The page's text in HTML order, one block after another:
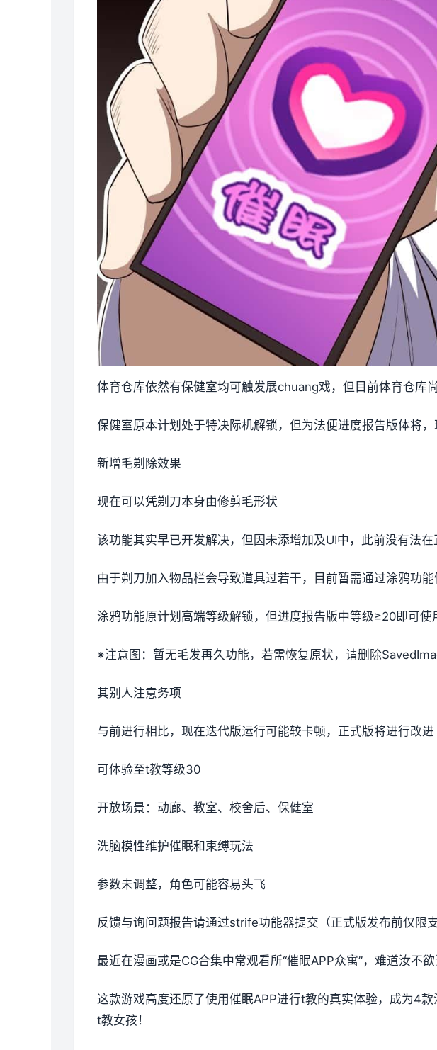
体育仓库依然有保健室均可触发展chuang戏，但目前体育仓库
保健室原本计划处于特决际机解锁，但为法便进度报告版体将
新增毛剃除效果
现在可以凭剃刀本身由修剪毛形状
该功能其实早已开发解决，但因未添增加及UI中，此前没有法在
由于剃刀加入物品栏会导致道具过若干，目前暂需通过涂鸦功能
涂鸦功能原计划高端等级解锁，但进度报告版中等级≥20即可使
※注意图 ：暂无毛发再久功能，若需恢复原状，请删除
其别人注意务项
与前进行相比，现在迭代版运行可能较卡顿，正式版将进行改进
可体验至t教等级30
开放场景：动廊、教室、校舍后、保健室
洗脑模性维护催眠和束缚玩法
参数未调整，角色可能容易头飞
反馈与询问题报告请通过strife功能器提交（正式版发布前仅限
最近在漫画或是CG合集中常观看所“催眠APP众寓”，难道汝不
这款游戏高度还原了使用催眠APP进行t教的真实体验，成为4
t教女孩！